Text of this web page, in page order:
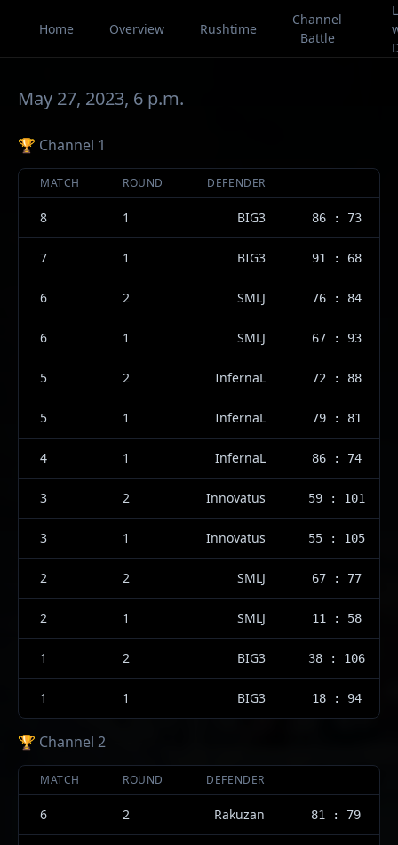
Home Overview Rushtime
Channel
Battle
May 27, 2023, 6 p.m.
🏆 Channel 1
MATCH ROUND DEFENDER
8 1 BIG3 86 : 73
7 1 BIG3 91 : 68
6 2 SMLJ 76 : 84
6 1 SMLJ 67 : 93
5 2 InfernaL 72 : 88
5 1 InfernaL 79 : 81
4 1 InfernaL 86 : 74
3 2 Innovatus 59 : 101
3 1 Innovatus 55 : 105
2 2 SMLJ 67 : 77
2 1 SMLJ 11 : 58
1 2 BIG3 38 : 106
1 1 BIG3 18 : 94
🏆 Channel 2
MATCH ROUND DEFENDER
6 2 Rakuzan 81 : 79